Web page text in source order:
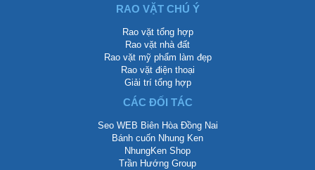
RAO VẶT CHÚ Ý
Rao vặt tổng hợp
Rao vặt nhà đất
Rao vặt mỹ phẩm làm đẹp
Rao vặt điện thoại
Giải trí tổng hợp
CÁC ĐỐI TÁC
Seo WEB Biên Hòa Đồng Nai
Bánh cuốn Nhung Ken
NhungKen Shop
Trần Hướng Group